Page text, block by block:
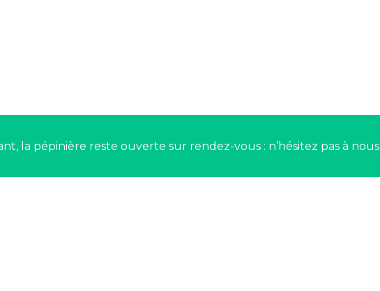
la pépinière reste ouverte sur rendez-vous : n’hésitez pas à nous